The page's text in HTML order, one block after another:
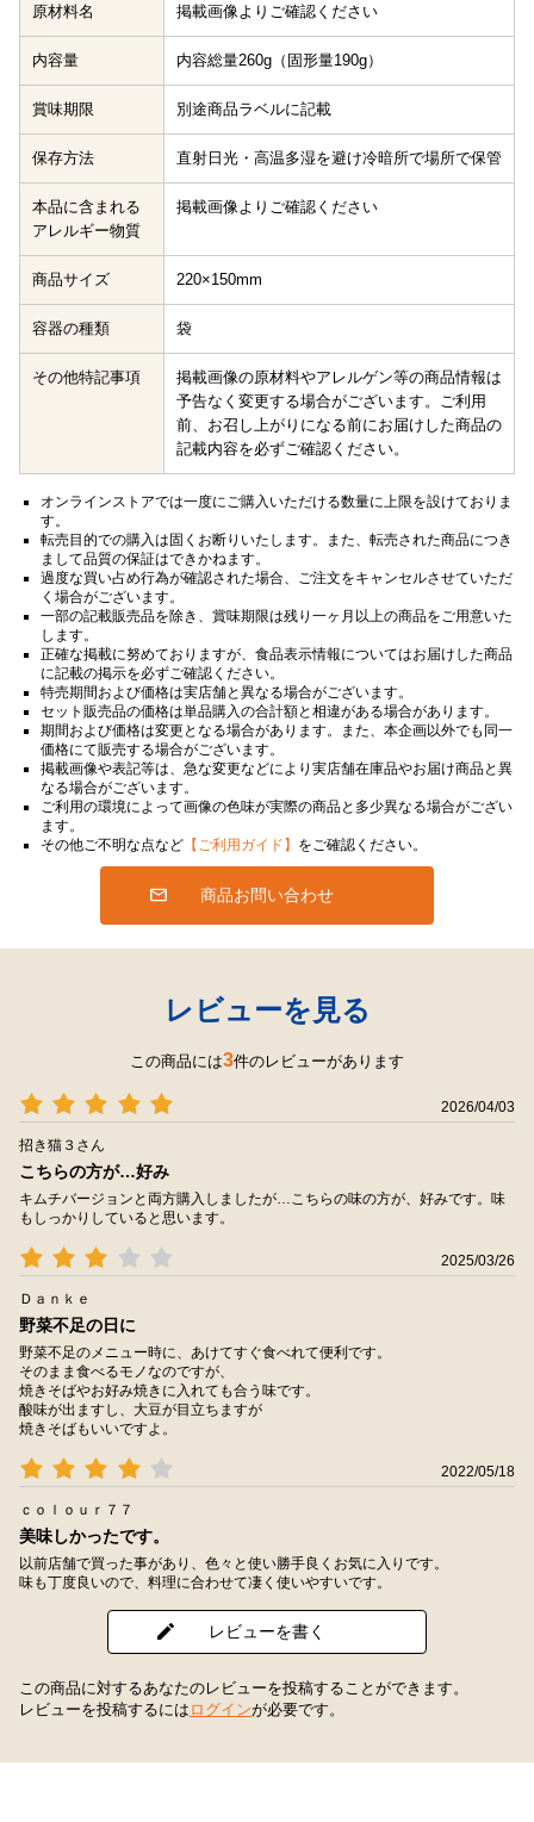
原材料名 掲載画像よりご確認ください
内容量 内容総量260g（固形量190g）
賞味期限 別途商品ラベルに記載
保存方法 直射日光・高温多湿を避け冷暗所で場所で保管
本品に含まれる
アレルギー物質
掲載画像よりご確認ください
商品サイズ 220×150mm
容器の種類 袋
その他特記事項
掲載画像の原材料やアレルゲン等の商品情報は
予告なく変更する場合がございます。ご利用
前、お召し上がりになる前にお届けした商品の
記載内容を必ずご確認ください。
オンラインストアでは一度にご購入いただける数量に上限を設けておりま
す。
転売目的での購入は固くお断りいたします。また、転売された商品につき
まして品質の保証はできかねます。
過度な買い占め行為が確認された場合、ご注文をキャンセルさせていただ
く場合がございます。
一部の記載販売品を除き、賞味期限は残り一ヶ月以上の商品をご用意いた
します。
正確な掲載に努めておりますが、食品表示情報についてはお届けした商品
に記載の掲示を必ずご確認ください。
特売期間および価格は実店舗と異なる場合がございます。
セット販売品の価格は単品購入の合計額と相違がある場合があります。
期間および価格は変更となる場合があります。また、本企画以外でも同一
価格にて販売する場合がございます。
掲載画像や表記等は、急な変更などにより実店舗在庫品やお届け商品と異
なる場合がございます。
ご利用の環境によって画像の色味が実際の商品と多少異なる場合がござい
ます。
その他ご不明な点など 【ご利用ガイド】 をご確認ください。
商品お問い合わせ
レビューを見る
この商品には3件のレビューがあります
2026/04/03
招き猫３さん
こちらの方が…好み
キムチバージョンと両方購入しましたが…こちらの味の方が、好みです。味
もしっかりしていると思います。
2025/03/26
Ｄａｎｋｅ
野菜不足の日に
野菜不足のメニュー時に、あけてすぐ食べれて便利です。
そのまま食べるモノなのですが、
焼きそばやお好み焼きに入れても合う味です。
酸味が出ますし、大豆が目立ちますが
焼きそばもいいですよ。
2022/05/18
ｃｏｌｏｕｒ７７
美味しかったです。
以前店舗で買った事があり、色々と使い勝手良くお気に入りです。
味も丁度良いので、料理に合わせて凄く使いやすいです。
レビューを書く
この商品に対するあなたのレビューを投稿することができます。
レビューを投稿するには ログインが必要です。